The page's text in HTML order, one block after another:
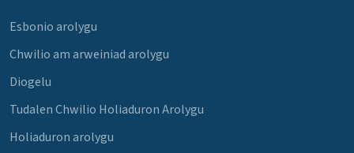
Esbonio arolygu
Chwilio am arweiniad arolygu
Diogelu
Tudalen Chwilio Holiaduron Arolygu
Holiaduron arolygu